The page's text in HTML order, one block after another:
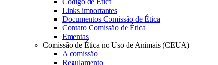
Links importantes
Documentos Comissão de Ética
Contato Comissão de Ética
Ementas
Comissão de Ética no Uso de Animais (CEUA)
A comissão
Regulamento